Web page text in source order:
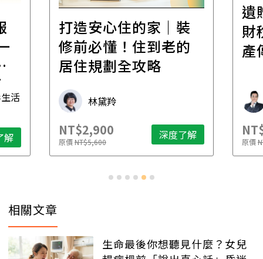
活
解
打造安心住的家｜裝
修前必懂！住到老的
居住規劃全攻略
林黛羚
NT$2,900
原價NT$5,600 深度了解
遺
財
產
原價
相關文章
生命最後你想聽見什麼？女兒